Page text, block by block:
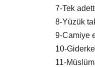
7-Tek
8-Yüzük
9-Camiye
10-
11-